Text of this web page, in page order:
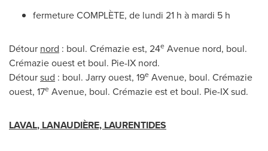
fermeture COMPLÈTE, de lundi 21 h à mardi 5 h
Détour nord : boul. Crémazie est, 24e Avenue nord, boul.
Crémazie ouest et boul. Pie-IX nord.
Détoursud : boul. Jarry ouest, 19e Avenue, boul. Crémazie
ouest, 17e Avenue, boul. Crémazie est et boul. Pie-IX sud.
LAVAL, LANAUDIÈRE, LAURENTIDES